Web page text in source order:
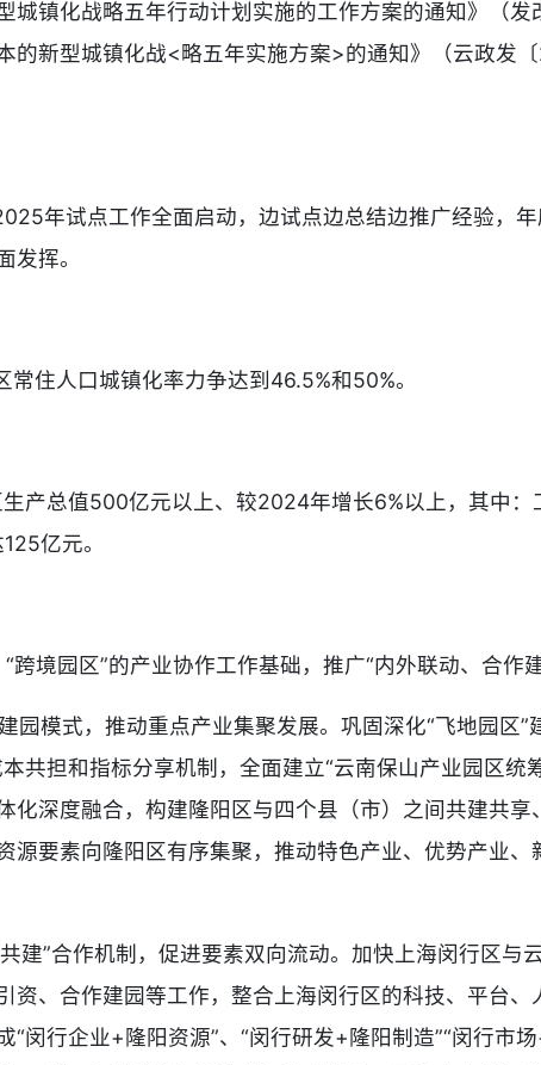
城镇化战略五年行动计划实施的工作方案的通知》（
的新型城镇化战<略五年实施方案>的通知》（云政发
年试点工作全面启动，边试点边总结边推广经验，
发挥。
住人口城镇化率力争达到46.5%和50%。
产总值500亿元以上、较2024年增长6%以上，其中
亿元。
“跨境园区”的产业协作工作基础，推广“内外联动、合作
园模式，推动重点产业集聚发展。巩固深化“飞地园区
共担和指标分享机制，全面建立“云南保山产业园区
化深度融合，构建隆阳区与四个县（市）之间共建共
源要素向隆阳区有序集聚，推动特色产业、优势产业
建”合作机制，促进要素双向流动。加快上海闵行区与
资、合作建园等工作，整合上海闵行区的科技、平台
“闵行企业+隆阳资源”、“闵行研发+隆阳制造”“闵行市